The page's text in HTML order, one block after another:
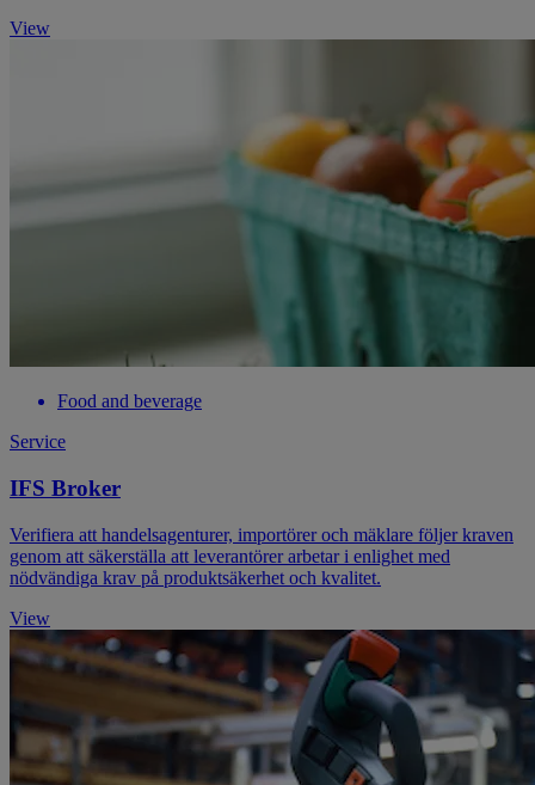
View
Food and beverage
Service
IFS Broker
Verifiera att handelsagenturer, importörer och mäklare följer kraven
genom att säkerställa att leverantörer arbetar i enlighet med
nödvändiga krav på produktsäkerhet och kvalitet.
View